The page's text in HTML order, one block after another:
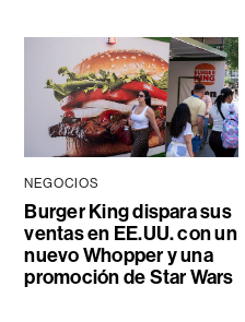
NEGOCIOS
Burger King dispara sus
ventas en EE.UU. con un
nuevo Whopper y una
promoción de Star Wars